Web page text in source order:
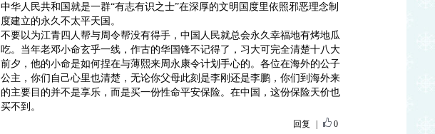
中华人民共和国就是一群“有志有识之士”在深厚的文明国度里依照邪恶理念制
度建立的永久不太平天国。
不要以为江青四人帮与周令帮没有得手，中国人民就总会永久幸福地有烤地瓜
吃。当年老邓小命玄乎一线，作古的华国锋不记得了，习大可完全清楚十八大
前夕，他的小命是如何捏在与薄熙来周永康令计划手心的。各位在海外的公子
公主，你们自己心里也清楚，无论你父母此刻是李刚还是李鹏，你们到海外来
的主要目的并不是享乐，而是买一份性命平安保险。在中国，这份保险天价也
买不到。
回复 0